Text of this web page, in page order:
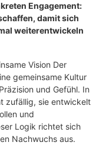
Engagement:
damit sich
weiterentwickeln
Vision Der
gemeinsame Kultur
und Gefühl. In
zufällig, sie entwickelt
und
Logik richtet sich
Nachwuchs aus.